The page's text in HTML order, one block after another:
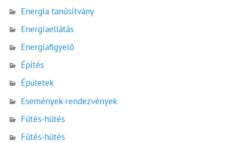
Energia tanúsítvány
Energiaellátás
Energiafigyelő
Építés
Épületek
Események-rendezvények
Fűtés-hűtés
Fűtés-hűtés